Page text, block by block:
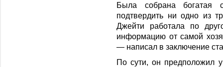
Была собрана богатая
подтвердить ни одно из
Джейти работала по
информацию от самой
— написал в заключение
По сути, он предположил